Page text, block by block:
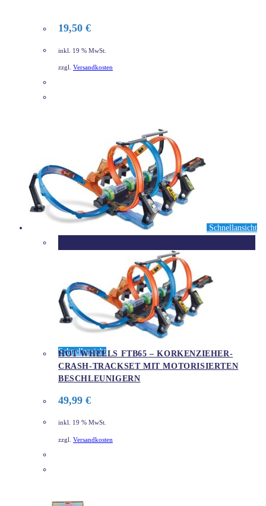
19,50 €
inkl. 19 % MwSt.
zzgl. Versandkosten
Schnellansicht
Schnellansicht
HOT WHEELS FTB65 – ​KORKENZIEHER-
CRASH-TRACKSET MIT MOTORISIERTEN
BESCHLEUNIGERN
49,99 €
inkl. 19 % MwSt.
zzgl. Versandkosten